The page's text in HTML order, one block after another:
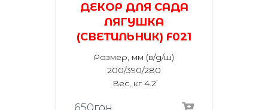
ДЕКОР ДЛЯ САДА
ЛЯГУШКА
(СВЕТИЛЬНИК) F021
Размер, мм (в/д/ш)
200/390/280
Вес, кг 4.2